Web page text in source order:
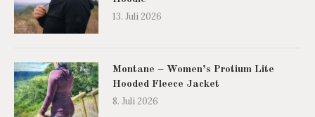
13. Juli 2026
Montane – Women’s Protium Lite
Hooded Fleece Jacket
8. Juli 2026